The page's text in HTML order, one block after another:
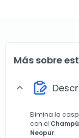
Más sobre
expand_more
Elimina la
con el
Neopur.